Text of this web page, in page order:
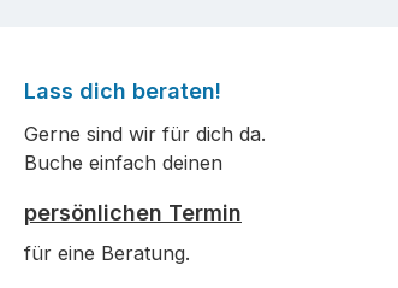
Lass dich beraten!
Gerne sind wir für dich da.
Buche einfach deinen
persönlichen Termin
für eine Beratung.